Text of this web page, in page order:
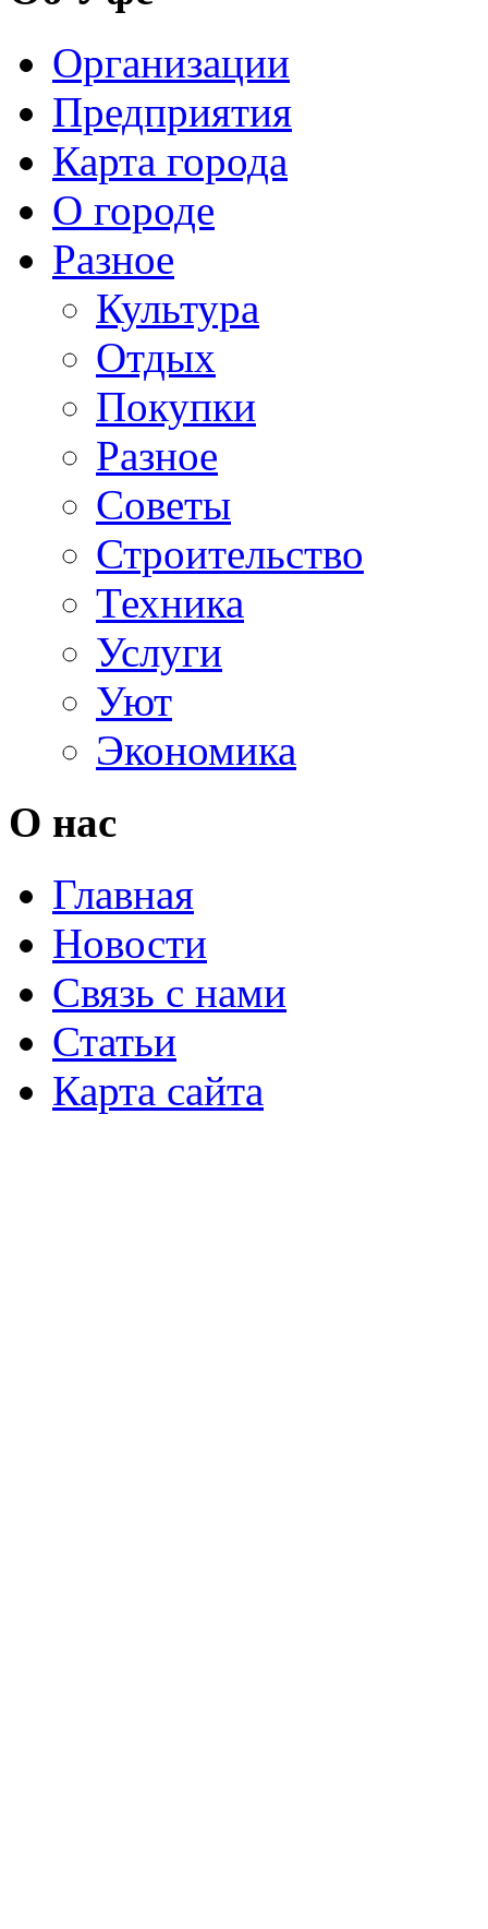
Организации
Предприятия
Карта города
О городе
Разное
Культура
Отдых
Покупки
Разное
Советы
Строительство
Техника
Услуги
Уют
Экономика
О нас
Главная
Новости
Связь с нами
Статьи
Карта сайта